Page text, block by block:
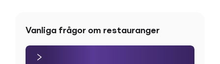
Vanliga frågor om restauranger